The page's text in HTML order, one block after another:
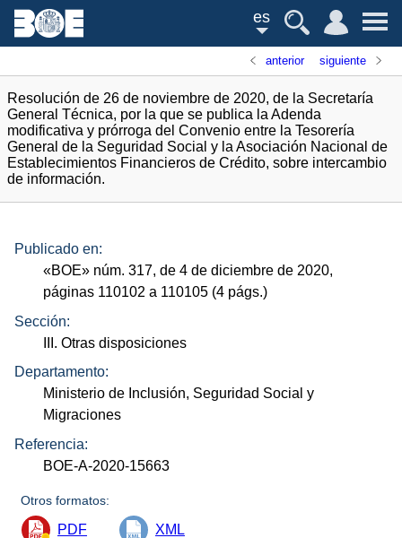
es
anterior siguiente
Resolución de 26 de noviembre de 2020, de la Secretaría
General Técnica, por la que se publica la Adenda
modificativa y prórroga del Convenio entre la Tesorería
General de la Seguridad Social y la Asociación Nacional de
Establecimientos Financieros de Crédito, sobre intercambio
de información.
Publicado en:
«BOE» núm. 317, de 4 de diciembre de 2020,
páginas 110102 a 110105 (4 págs.)
Sección:
III. Otras disposiciones
Departamento:
Ministerio de Inclusión, Seguridad Social y
Migraciones
Referencia:
BOE-A-2020-15663
Otros formatos:
PDF XML